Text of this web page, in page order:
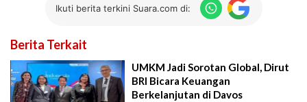
Ikuti berita terkini Suara.com di:
Berita Terkait
UMKM Jadi Sorotan Global, Dirut
BRI Bicara Keuangan
Berkelanjutan di Davos